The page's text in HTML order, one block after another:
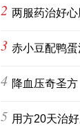
2 两服药治好心
3 赤小豆配鸭
4 降血压奇圣方
5 用方20天治